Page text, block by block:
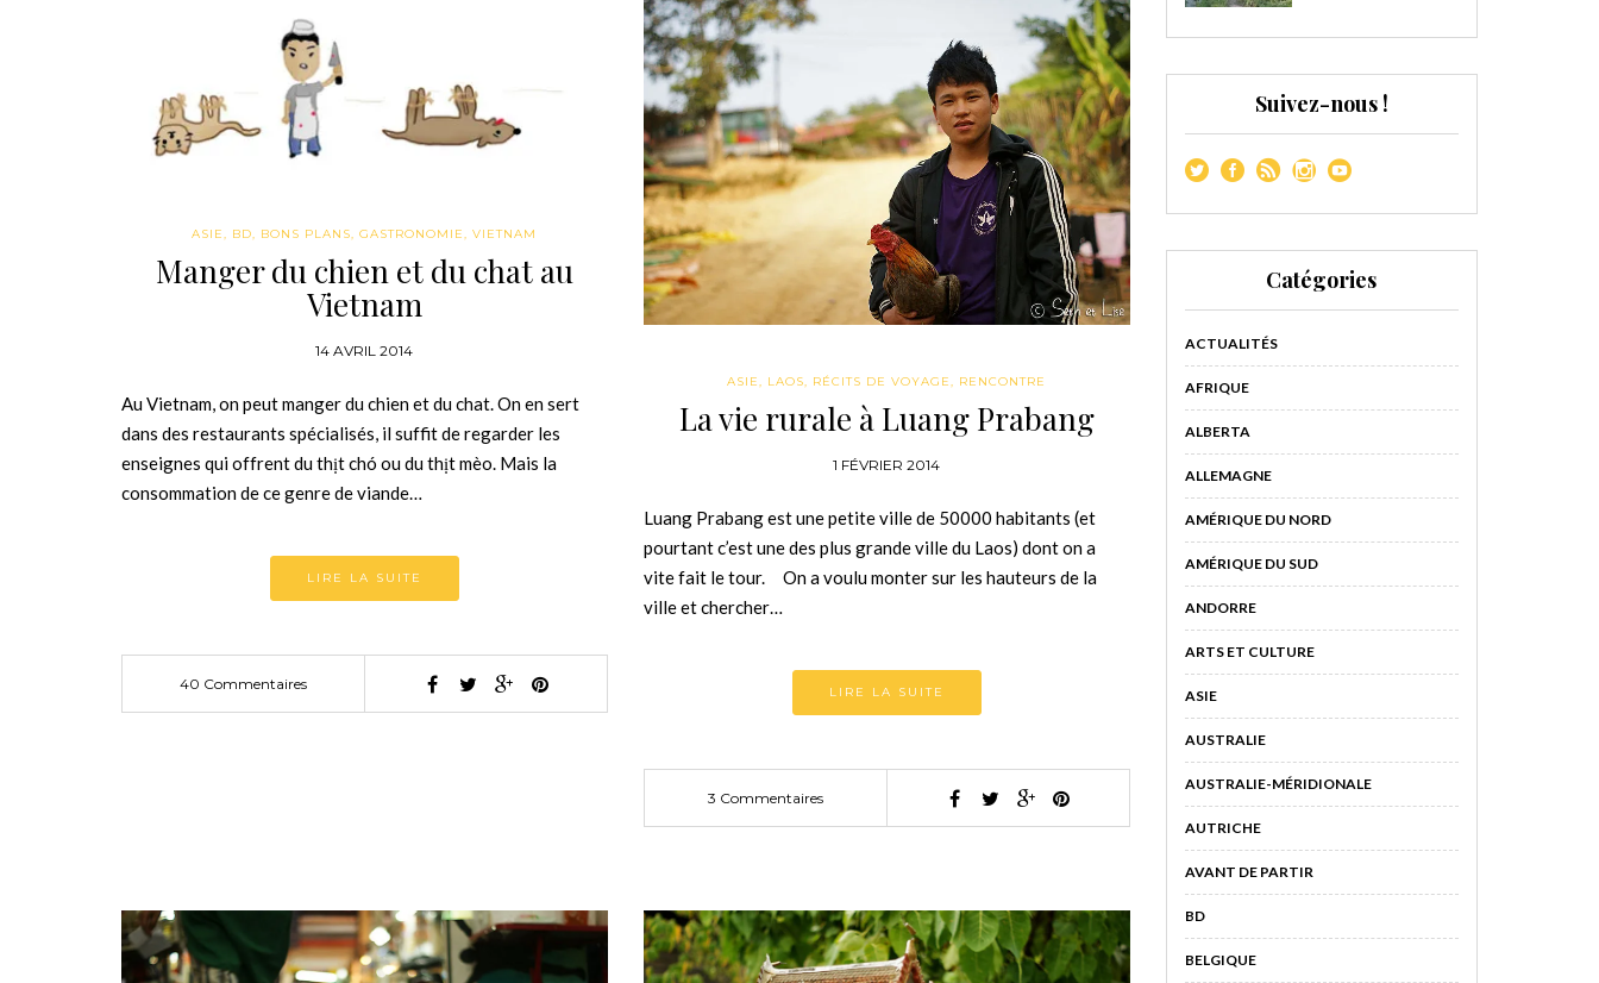
ASIE, BD, BONS PLANS,GASTRONOMIE,VIETNAM
Manger du chien et du chat au
Vietnam
14 AVRIL 2014
Au Vietnam, on peut manger du chien et du chat. On en sert
dans des restaurants spécialisés, il suffit de regarder les
enseignes qui offrent du thịt chó ou du thịt mèo. Mais la
consommation de ce genre de viande…
LIRE LA SUITE
40 Commentaires
ASIE, LAOS, RÉCITS DE VOYAGE, RENCONTRE
La vie rurale à Luang Prabang
1 FÉVRIER 2014
Luang Prabang est une petite ville de 50000 habitants (et
pourtant c’est une des plus grande ville du Laos) dont on a
vite fait le tour. On a voulu monter sur les hauteurs de la
ville et chercher…
LIRE LA SUITE
3 Commentaires
Suivez-nous !
Catégories
ACTUALITÉS
AFRIQUE
ALBERTA
ALLEMAGNE
AMÉRIQUE DU NORD
AMÉRIQUE DU SUD
ANDORRE
ARTS ET CULTURE
ASIE
AUSTRALIE
AUSTRALIE-MÉRIDIONALE
AUTRICHE
AVANT DE PARTIR
BD
BELGIQUE